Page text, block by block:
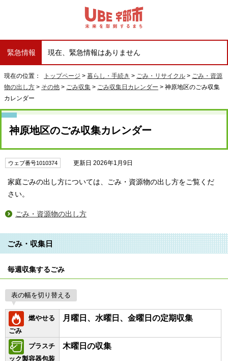
緊急情報 現在、緊急情報はありません
現在の位置： トップページ > 暮らし・手続き > ごみ・リサイクル > ごみ・資源
物の出し方 > その他 > ごみ収集 > ごみ収集日カレンダー > 神原地区のごみ収集
カレンダー
神原地区のごみ収集カレンダー
ウェブ番号1010374 更新日 2026年1月9日
家庭ごみの出し方については、ごみ・資源物の出し方をご覧くだ
さい。
ごみ・資源物の出し方
ごみ・収集日
毎週収集するごみ
表の幅を切り替える
燃やせる
ごみ
月曜日、水曜日、金曜日の定期収集
プラスチ
ック製容器包装
木曜日の収集